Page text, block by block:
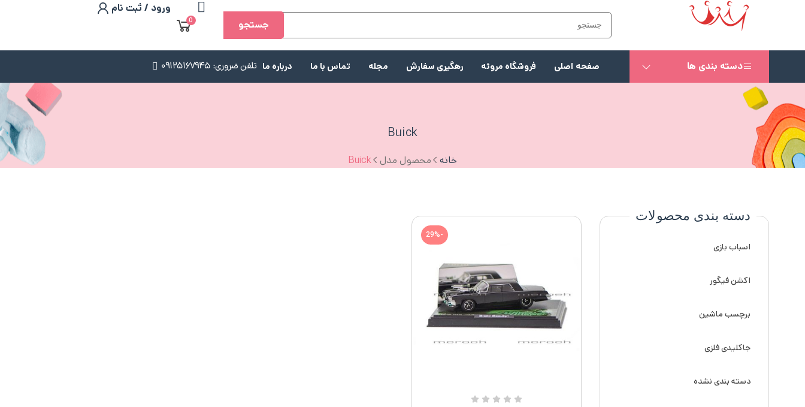
جستجو 0
ورود / ثبت نام
دسته بندی ها صفحه اصلی فروشگاه مروئه رهگیری سفارش مجله تماس با ما درباره ما تلفن ضروری: 09125167945
Buick
خانه محصول مدل Buick
دسته بندی محصولات
اسباب بازی
اکشن فیگور
برچسب ماشین
جاکلیدی فلزی
دسته بندی نشده
-29%